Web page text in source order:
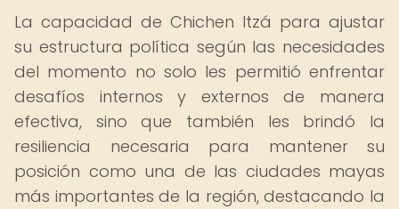
La capacidad de Chichen Itzá para ajustar
su estructura política según las necesidades
del momento no solo les permitió enfrentar
desafíos internos y externos de manera
efectiva, sino que también les brindó la
resiliencia necesaria para mantener su
posición como una de las ciudades mayas
más importantes de la región, destacando la